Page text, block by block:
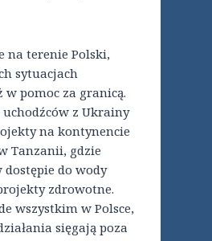
na terenie Polski,
sytuacjach
pomoc za granicą.
z Ukrainy
na kontynencie
Tanzanii, gdzie
dostępie do wody
zdrowotne.
wszystkim w Polsce,
sięgają poza